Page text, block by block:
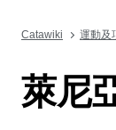
Catawiki 運動及
萊尼